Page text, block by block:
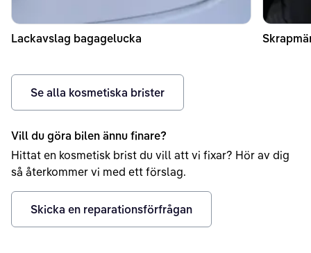
Lackavslag bagagelucka
Se alla kosmetiska brister
Vill du göra bilen ännu finare?
Hittat en kosmetisk brist du vill att vi fixar? Hör av dig
så återkommer vi med ett förslag.
Skicka en reparationsförfrågan